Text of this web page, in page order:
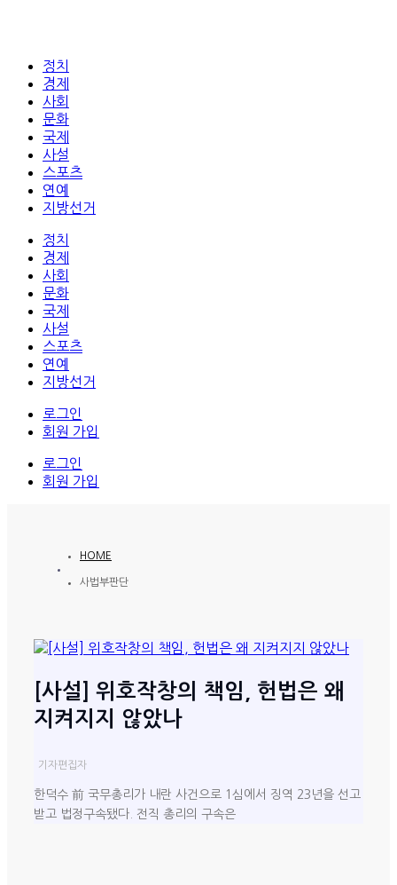
정치
경제
사회
문화
국제
사설
스포츠
연예
지방선거
정치
경제
사회
문화
국제
사설
스포츠
연예
지방선거
로그인
회원 가입
로그인
회원 가입
HOME
사법부판단
[사설] 위호작창의 책임, 헌법은 왜
지켜지지 않았나
기자편집자
한덕수 前 국무총리가 내란 사건으로 1심에서 징역 23년을 선고
받고 법정구속됐다. 전직 총리의 구속은